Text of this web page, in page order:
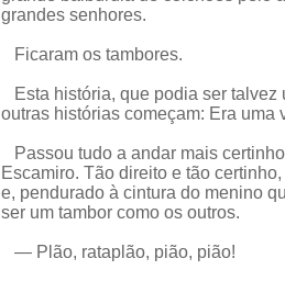
grandes senhores.
Ficaram os tambores.
Esta história, que podia ser talvez
outras histórias começam: Era uma
Passou tudo a andar mais
Escamiro. Tão direito e tão
e, pendurado à cintura do menino
ser um tambor como os outros.
— Plão, rataplão, pião, pião!